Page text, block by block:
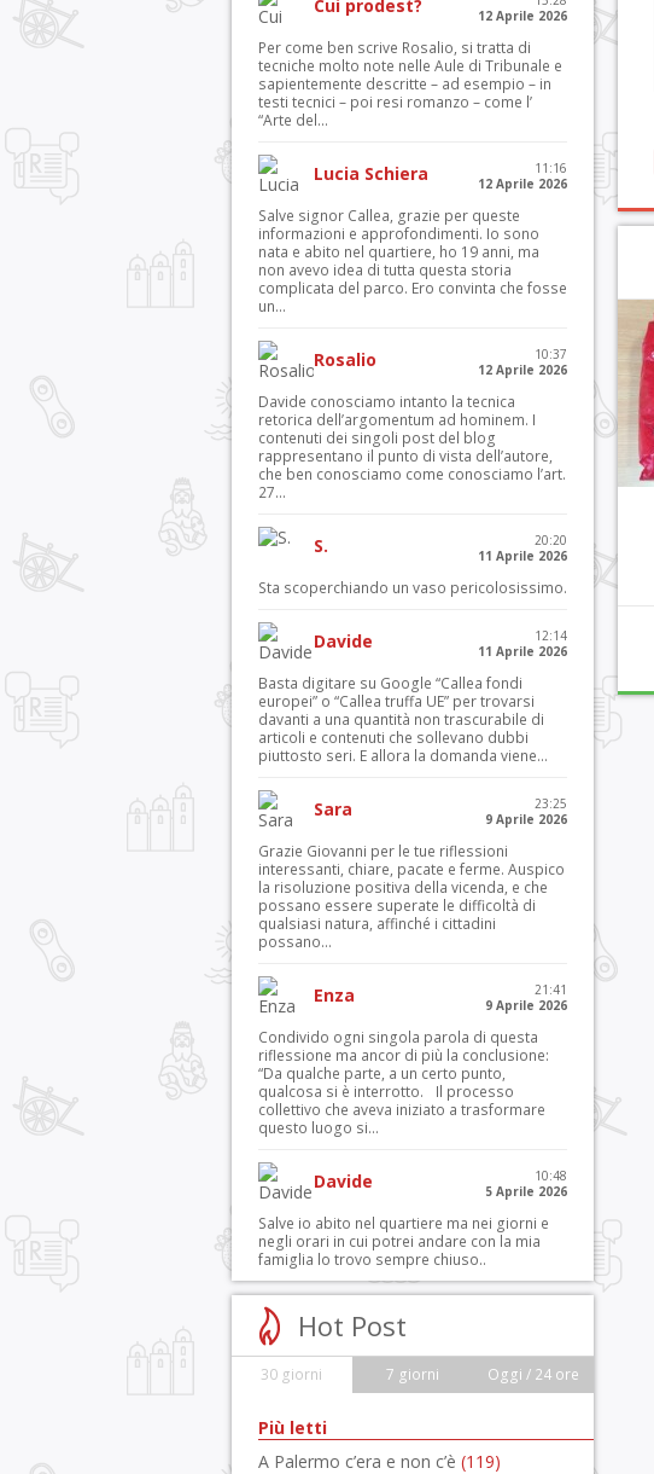
Cui prodest?
12 Aprile 2026
Per come ben scrive Rosalio, si tratta di
tecniche molto note nelle Aule di Tribunale e
sapientemente descritte – ad esempio – in
testi tecnici – poi resi romanzo – come l’
“Arte del...
Lucia Schiera
11:16
12 Aprile 2026
Salve signor Callea, grazie per queste
informazioni e approfondimenti. Io sono
nata e abito nel quartiere, ho 19 anni, ma
non avevo idea di tutta questa storia
complicata del parco. Ero convinta che fosse
un...
Rosalio
10:37
12 Aprile 2026
Davide conosciamo intanto la tecnica
retorica dell’argomentum ad hominem. I
contenuti dei singoli post del blog
rappresentano il punto di vista dell’autore,
che ben conosciamo come conosciamo l’art.
27...
S.
20:20
11 Aprile 2026
Sta scoperchiando un vaso pericolosissimo.
Davide
12:14
11 Aprile 2026
Basta digitare su Google “Callea fondi
europei” o “Callea truffa UE” per trovarsi
davanti a una quantità non trascurabile di
articoli e contenuti che sollevano dubbi
piuttosto seri. E allora la domanda viene...
Sara
23:25
9 Aprile 2026
Grazie Giovanni per le tue riflessioni
interessanti, chiare, pacate e ferme. Auspico
la risoluzione positiva della vicenda, e che
possano essere superate le difficoltà di
qualsiasi natura, affinché i cittadini
possano...
Enza
21:41
9 Aprile 2026
Condivido ogni singola parola di questa
riflessione ma ancor di più la conclusione:
“Da qualche parte, a un certo punto,
qualcosa si è interrotto. Il processo
collettivo che aveva iniziato a trasformare
questo luogo si...
Davide
10:48
5 Aprile 2026
Salve io abito nel quartiere ma nei giorni e
negli orari in cui potrei andare con la mia
famiglia lo trovo sempre chiuso..
Hot Post
30 giorni 7 giorni Oggi / 24 ore
Più letti
A Palermo c’era e non c’è (119)